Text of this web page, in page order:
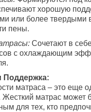
хорошую
или более твердыми
пены.
Сочетают в
с охлаждающим
Поддержка:
матраса – это еще
Жесткий матрас может
для тех, кто